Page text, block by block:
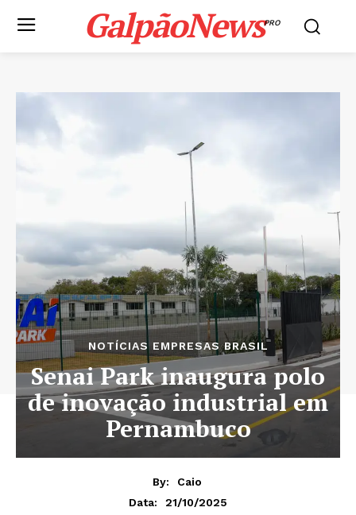
GalpãoNewsPRO
NOTÍCIAS EMPRESAS BRASIL
Senai Park inaugura polo
de inovação industrial em
Pernambuco
By:
Caio
Data:
21/10/2025